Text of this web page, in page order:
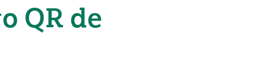
QR de